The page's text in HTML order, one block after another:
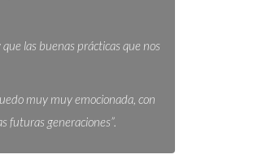
las buenas prácticas que nos
muy muy emocionada, con
futuras generaciones”.